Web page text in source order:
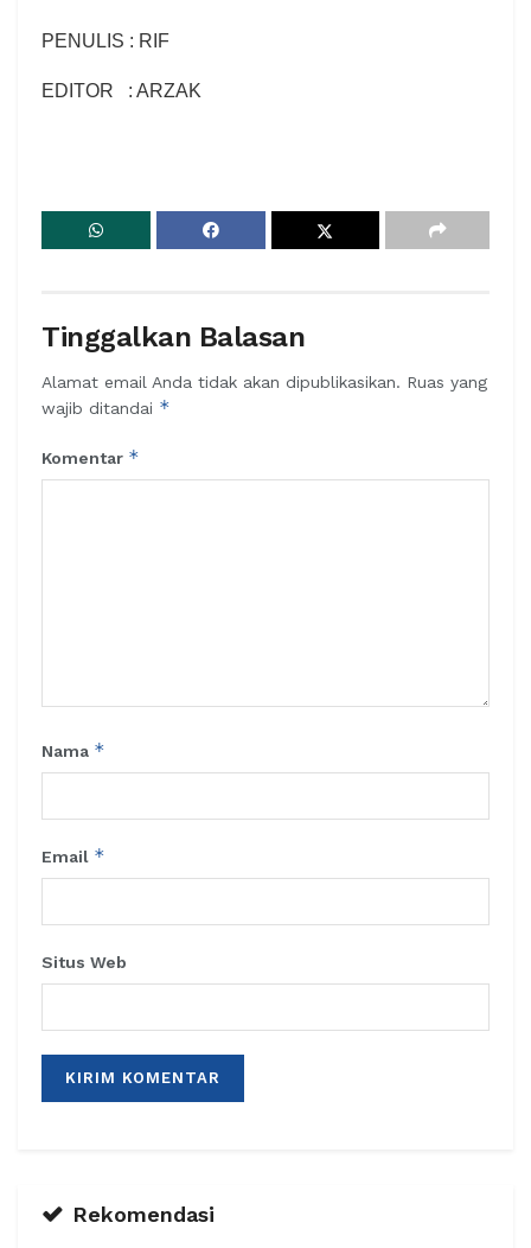
PENULIS : RIF
EDITOR : ARZAK
Tinggalkan Balasan
Alamat email Anda tidak akan dipublikasikan. Ruas yang
wajib ditandai *
Komentar *
Nama *
Email *
Situs Web
Rekomendasi